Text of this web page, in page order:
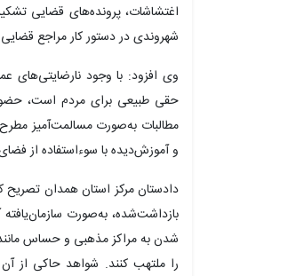
اغتشاشات، پرونده‌های قضایی
شهروندی در دستور کار مراجع قضایی
وی افزود: با وجود نارضایتی‌های
حقی طبیعی برای مردم است،
مطالبات به‌صورت مسالمت‌آمیز
و آموزش‌دیده با سوءاستفاده از
دادستان مرکز استان همدان
بازداشت‌شده، به‌صورت
شدن به مراکز مذهبی و حساس مانند
را ملتهب کنند. شواهد حاکی از آن